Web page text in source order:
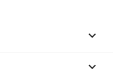

